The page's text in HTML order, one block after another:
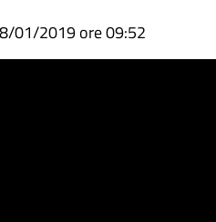
su
Facebook
Condividi
su
Condividi
01/2019 ore 09:52